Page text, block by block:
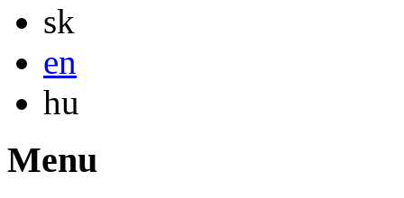
sk
en
hu
Menu